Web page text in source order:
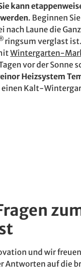
kann
. Beginnen
nach Laune die
ringsum verglast
Wintergarten-
vor der Sonne
Heizsystem
einen Kalt-
und wir
Antworten auf die